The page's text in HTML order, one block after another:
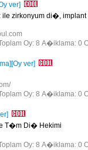
ver]
ile zirkonyum di�,
Oy: 8 A�iklama: 0
[Oy ver]
Oy: 8 A�iklama: 0
T�m Di� Hekimi
Oy: 8 A�iklama: 0